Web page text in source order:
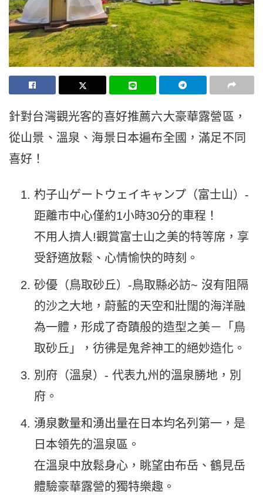
針對台灣觀光客的喜好推薦六大豪華露營區，
從山景、溫泉、海景日本遍布全國，滿足不同
喜好！
杓子山ゲートウェイキャンプ（富士山）-
距離市中心僅約1小時30分的車程！
不用人擠人!觀賞富士山之美的特等席，享
受舒適放鬆、心情愉快的時刻。
砂優（鳥取砂丘）-鳥取縣必訪~ 沒有阻隔
的沙之大地，蔚藍的天空和壯闊的海洋融
為一體，形成了奇蹟般的造型之美－「鳥
取砂丘」， 彷彿是鬼斧神工的絕妙造化。
別府（溫泉）- 代表九州的溫泉勝地，別
府。
湧泉數量和湧出量在日本均名列第一，是
日本領先的溫泉區。
在溫泉中放鬆身心，眺望由布岳、鶴見岳
體驗豪華露營的獨特樂趣。